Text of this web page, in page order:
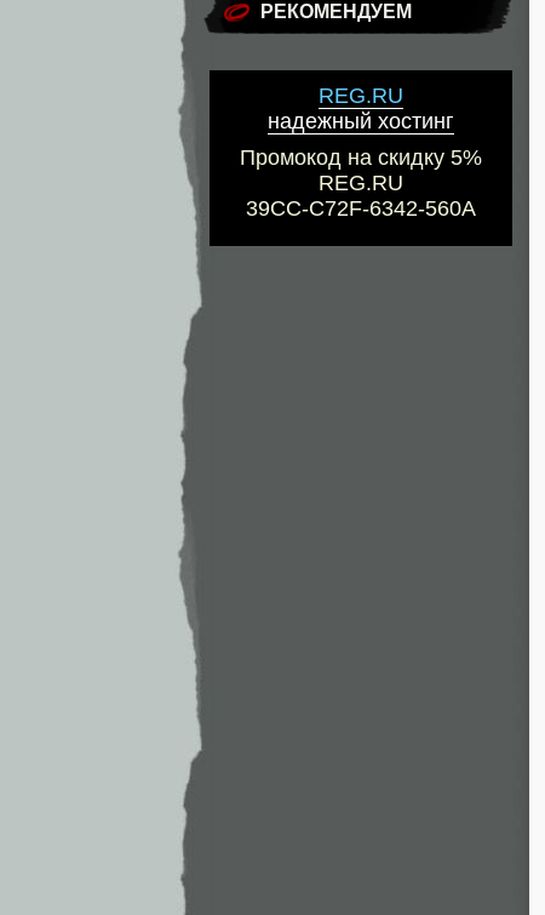
РЕКОМЕНДУЕМ
REG.RU
надежный хостинг
Промокод на скидку 5%
REG.RU
39CC-C72F-6342-560A